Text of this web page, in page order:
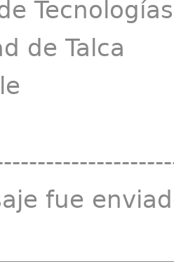
de Talca
fue